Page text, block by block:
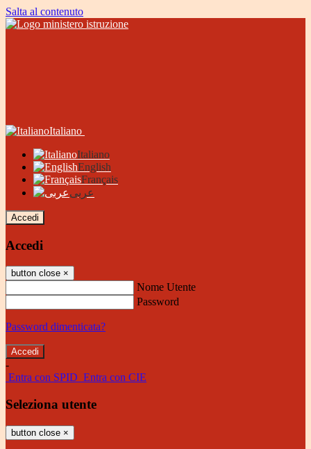
Salta al contenuto
Italiano
Italiano
English
Français
عربى
Accedi
Accedi
button close ×
Nome Utente
Password
Password dimenticata?
-
Entra con SPID Entra con CIE
Seleziona utente
button close ×